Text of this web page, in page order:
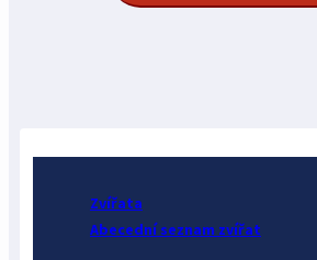
Zvířata
Abecední seznam zvířat